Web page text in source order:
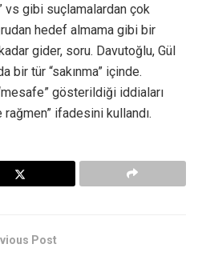
vs gibi suçlamalardan çok
hedef almama gibi bir
gider, soru. Davutoğlu, Gül
bir tür “sakınma” içinde.
gösterildiği iddiaları
ifadesini kullandı.
Post